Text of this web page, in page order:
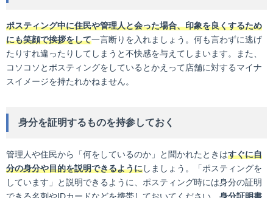
ポスティング中に住民や管理人と会った場合、印象を良くするため
にも笑顔で挨拶をして一言断りを入れましょう。何も言わずに逃げ
たりすれ違ったりしてしまうと不快感を与えてしまいます。また、
コソコソとポスティングをしているとかえって店舗に対するマイナ
スイメージを持たれかねません。
身分を証明するものを持参しておく
管理人や住民から「何をしているのか」と聞かれたときはすぐに自
分の身分や目的を説明できるようにしましょう。「ポスティングを
しています」と説明できるように、ポスティング時には身分の証明